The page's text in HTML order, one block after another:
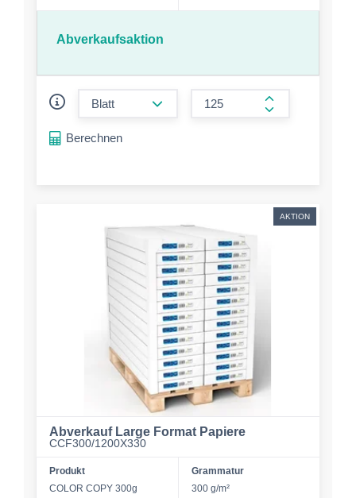
Abverkaufsaktion
form.increase-
Berechnen
AKTION
Abverkauf Large Format Papiere
CCF300/1200X330
Produkt
COLOR COPY 300g
Grammatur
300 g/m²